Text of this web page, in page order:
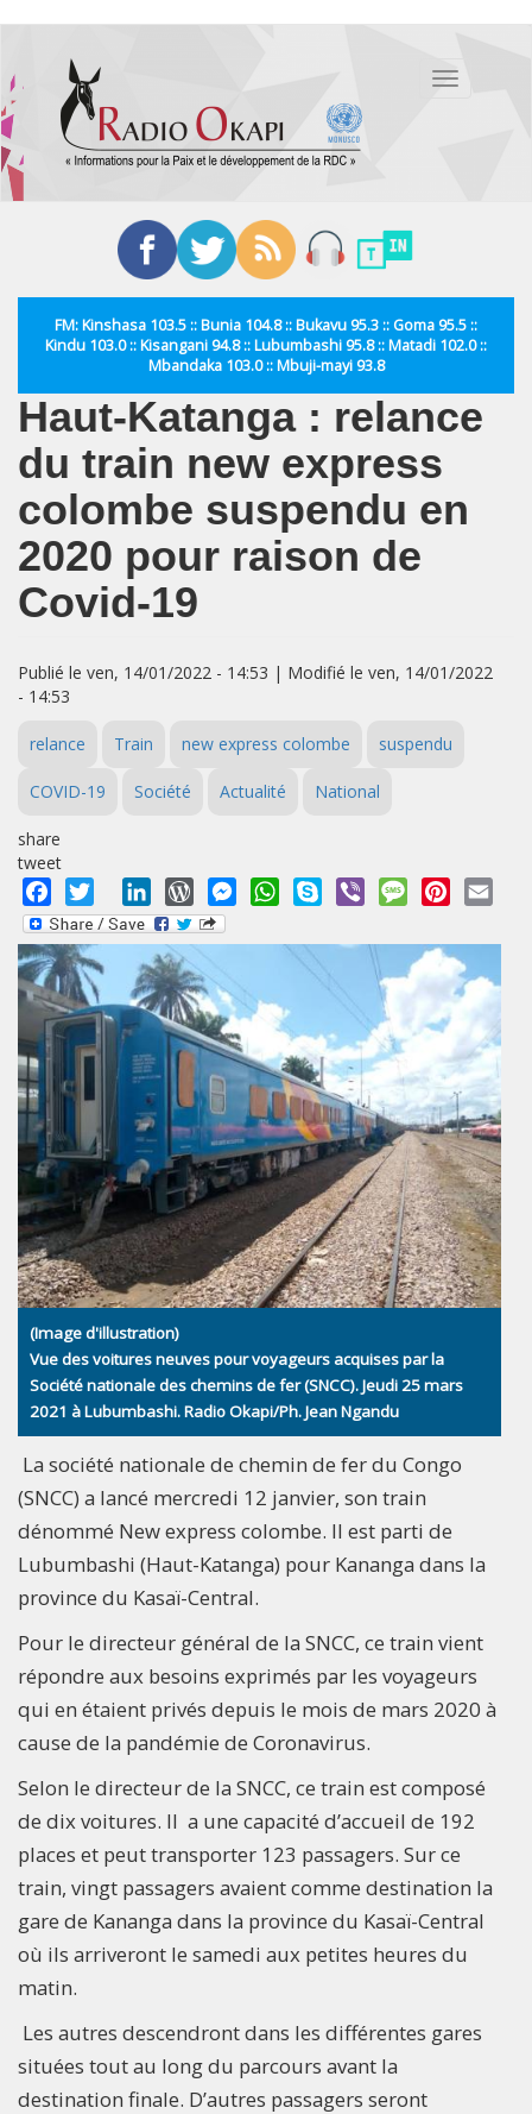
contenu
principal
Toggle
FM: Kinshasa 103.5 :: Bunia 104.8 :: Bukavu 95.3 :: Goma 95.5 ::
Kindu 103.0 :: Kisangani 94.8 :: Lubumbashi 95.8 :: Matadi 102.0 ::
Mbandaka 103.0 :: Mbuji-mayi 93.8
Haut-Katanga : relance
du train new express
colombe suspendu en
2020 pour raison de
Covid-19
Publié le ven, 14/01/2022 - 14:53 | Modifié le ven, 14/01/2022
- 14:53
relance Train new express colombe suspendu
COVID-19 Société Actualité National
share
tweet
Facebook
Twitter LinkedInWordPressMessengerWhatsApp
Skype Viber MessagePinterest
(Image d'illustration)
Vue des voitures neuves pour voyageurs acquises par la
Société nationale des chemins de fer (SNCC). Jeudi 25 mars
2021 à Lubumbashi. Radio Okapi/Ph. Jean Ngandu
La société nationale de chemin de fer du Congo
(SNCC) a lancé mercredi 12 janvier, son train
dénommé New express colombe. Il est parti de
Lubumbashi (Haut-Katanga) pour Kananga dans la
province du Kasaï-Central.
Pour le directeur général de la SNCC, ce train vient
répondre aux besoins exprimés par les voyageurs
qui en étaient privés depuis le mois de mars 2020 à
cause de la pandémie de Coronavirus.
Selon le directeur de la SNCC, ce train est composé
de dix voitures. Il a une capacité d’accueil de 192
places et peut transporter 123 passagers. Sur ce
train, vingt passagers avaient comme destination la
gare de Kananga dans la province du Kasaï-Central
où ils arriveront le samedi aux petites heures du
matin.
Les autres descendront dans les différentes gares
situées tout au long du parcours avant la
destination finale. D’autres passagers seront